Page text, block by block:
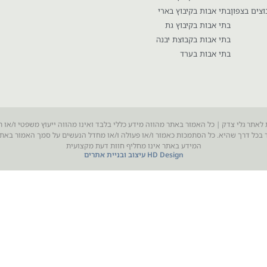
בצפוןבתי אבות בקיבוץ בארי
בתי אבות בקיבוץ גת
בתי אבות בקבוצת יבנה
בתי אבות בערד
לאתר גלי צדק | כל האמור באתר מהווה מידע כללי בלבד ואינו מהווה ייעוץ משפטי ו/או
בכל דרך שהיא. כל הסתמכות כאמור ו/או פעולה ו/או מחדל הנעשים על סמך האמור
המידע באתר אינו מחליף חוות דעת מקצועית
HD Design עיצוב ובניית אתרים